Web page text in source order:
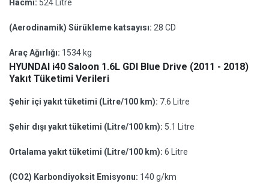
Hacmi: 524 Litre
(Aerodinamik) Sürükleme katsayısı: 28 CD
Araç Ağırlığı: 1534 kg
HYUNDAI i40 Saloon 1.6L GDI Blue Drive (2011 - 2018)
Yakıt Tüketimi Verileri
Şehir içi yakıt tüketimi (Litre/100 km): 7.6 Litre
Şehir dışı yakıt tüketimi (Litre/100 km): 5.1 Litre
Ortalama yakıt tüketimi (Litre/100 km): 6 Litre
(CO2) Karbondiyoksit Emisyonu: 140 g/km